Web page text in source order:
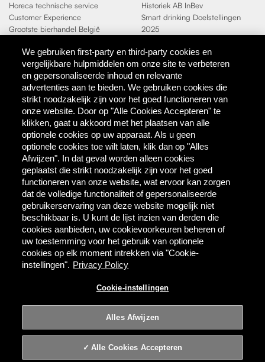
Horeca technische service
Customer Experience
Grootste bierhandel België
Historiek AB InBev
Smart drinking Doelstellingen
2025
Contact
AB InBev
Direct Contact
Tools & Partners
Downloadcentrum
TaDa - digitale coupons
BEES Delivery - dranken
groothandel
Direct bestellen
MYBEES.BE
Gebruiksvoorwaarden
Privacy Cookie-instellingen
© 2026 AB InBev | Alle rechten voorbehouden
We gebruiken first-party en third-party cookies en
vergelijkbare hulpmiddelen om onze site te verbeteren
en gepersonaliseerde inhoud en relevante
advertenties aan te bieden. We gebruiken cookies die
strikt noodzakelijk zijn voor het goed functioneren van
onze website. Door op "Alle Cookies Accepteren" te
klikken, gaat u akkoord met het plaatsen van alle
optionele cookies op uw apparaat. Als u geen
optionele cookies toe wilt laten, klik dan op "Alles
Afwijzen". In dat geval worden alleen cookies
geplaatst die strikt noodzakelijk zijn voor het goed
functioneren van onze website, wat ervoor kan zorgen
dat de volledige functionaliteit of gepersonaliseerde
gebruikerservaring van deze website mogelijk niet
beschikbaar is. U kunt de lijst inzien van derden die
cookies aanbieden, uw cookievoorkeuren beheren of
uw toestemming voor het gebruik van optionele
cookies op elk moment intrekken via "Cookie-
instellingen". Privacy Policy
Cookie-instellingen
Alles Afwijzen
Alle Cookies Accepteren